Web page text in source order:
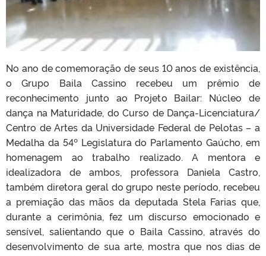
No ano de comemoração de seus 10 anos de existência,
o Grupo Baila Cassino recebeu um prêmio de
reconhecimento junto ao Projeto Bailar: Núcleo de
dança na Maturidade, do Curso de Dança-Licenciatura/
Centro de Artes da Universidade Federal de Pelotas – a
Medalha da 54º Legislatura do Parlamento Gaúcho, em
homenagem ao trabalho realizado. A mentora e
idealizadora de ambos, professora Daniela Castro,
também diretora geral do grupo neste período, recebeu
a premiação das mãos da deputada Stela Farias que,
durante a cerimônia, fez um discurso emocionado e
sensível, salientando que o Baila Cassino, através do
desenvolvimento de sua arte, mostra que nos dias de